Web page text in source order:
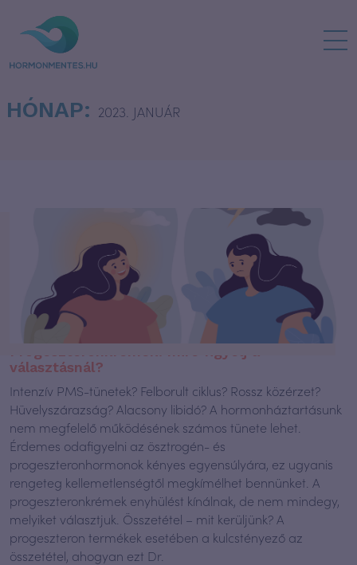
HÓNAP: 2023. JANUÁR
választásnál?
Intenzív PMS-tünetek? Felborult ciklus? Rossz közérzet?
Hüvelyszárazság? Alacsony libidó? A hormonháztartásunk
nem megfelelő működésének számos tünete lehet.
Érdemes odafigyelni az ösztrogén- és
progeszteronhormonok kényes egyensúlyára, ez ugyanis
rengeteg kellemetlenségtől megkímélhet bennünket. A
progeszteronkrémek enyhülést kínálnak, de nem mindegy,
melyiket választjuk. Összetétel – mit kerüljünk? A
progeszteron termékek esetében a kulcstényező az
összetétel, ahogyan ezt Dr.